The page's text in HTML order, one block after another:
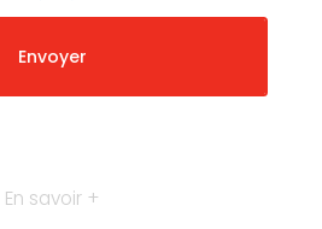
En savoir +